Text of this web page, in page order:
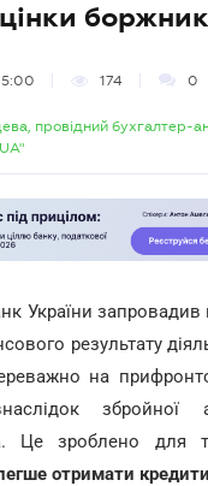
174 0
провідний бухгалтер-
України запровадив
результату
на
збройної
Це зроблено для
отримати кредити